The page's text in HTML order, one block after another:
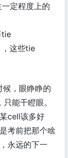
定程度上的
tie
这些tie
，眼睁睁的
能干瞪眼。
cell该多好
考前把那个啥
永远的下一